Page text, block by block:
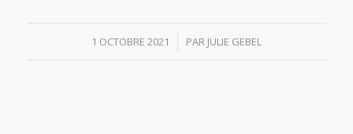
1 OCTOBRE 2021
/ PAR JULIE GEBEL